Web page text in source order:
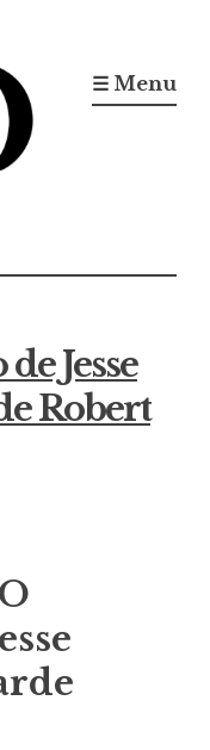
☰ Menu
Jesse
Robert